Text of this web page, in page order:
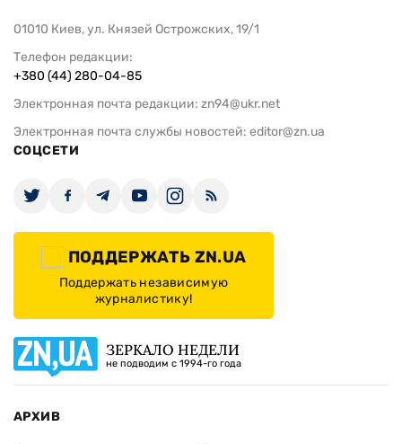
01010 Киев, ул. Князей Острожских, 19/1
Телефон редакции:
+380 (44) 280-04-85
Электронная почта редакции: zn94@ukr.net
Электронная почта службы новостей: editor@zn.ua
СОЦСЕТИ
ПОДДЕРЖАТЬ ZN.UA
Поддержать независимую
журналистику!
ЗЕРКАЛО НЕДЕЛИ
не подводим с 1994-го года
АРХИВ